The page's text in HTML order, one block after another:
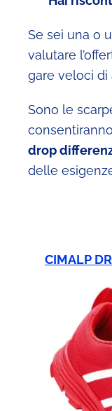
Se sei una o
valutare
gare veloci di
Sono le
drop
delle
CIMALP